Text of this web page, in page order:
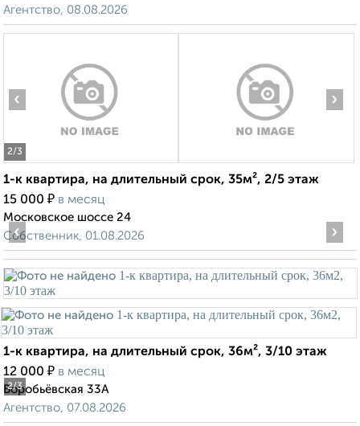
Агентство, 08.08.2026
2/3
‹ ›
1-к квартира, на длительный срок, 35м², 2/5 этаж
15 000 ₽ в месяц
Московское шоссе 24
Собственник, 01.08.2026
2/3
‹ ›
1-к квартира, на длительный срок, 36м², 3/10 этаж
12 000 ₽ в месяц
Воробьёвская 33А
Агентство, 07.08.2026